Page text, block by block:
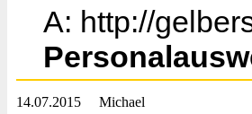
A: http://
14.07.2015 Michael